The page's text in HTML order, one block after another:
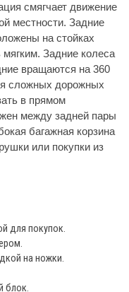
смягчает движение
местности. Задние
на стойках
Задние колеса
вращаются на 360
сложных дорожных
в прямом
между задней пары
багажная корзина
или покупки из
для покупок.
на ножки.
блок.